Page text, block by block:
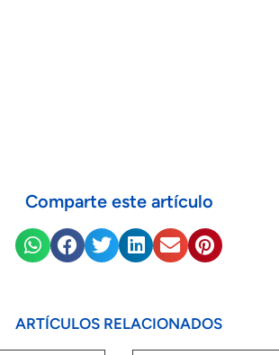
Comparte este artículo
ARTÍCULOS RELACIONADOS